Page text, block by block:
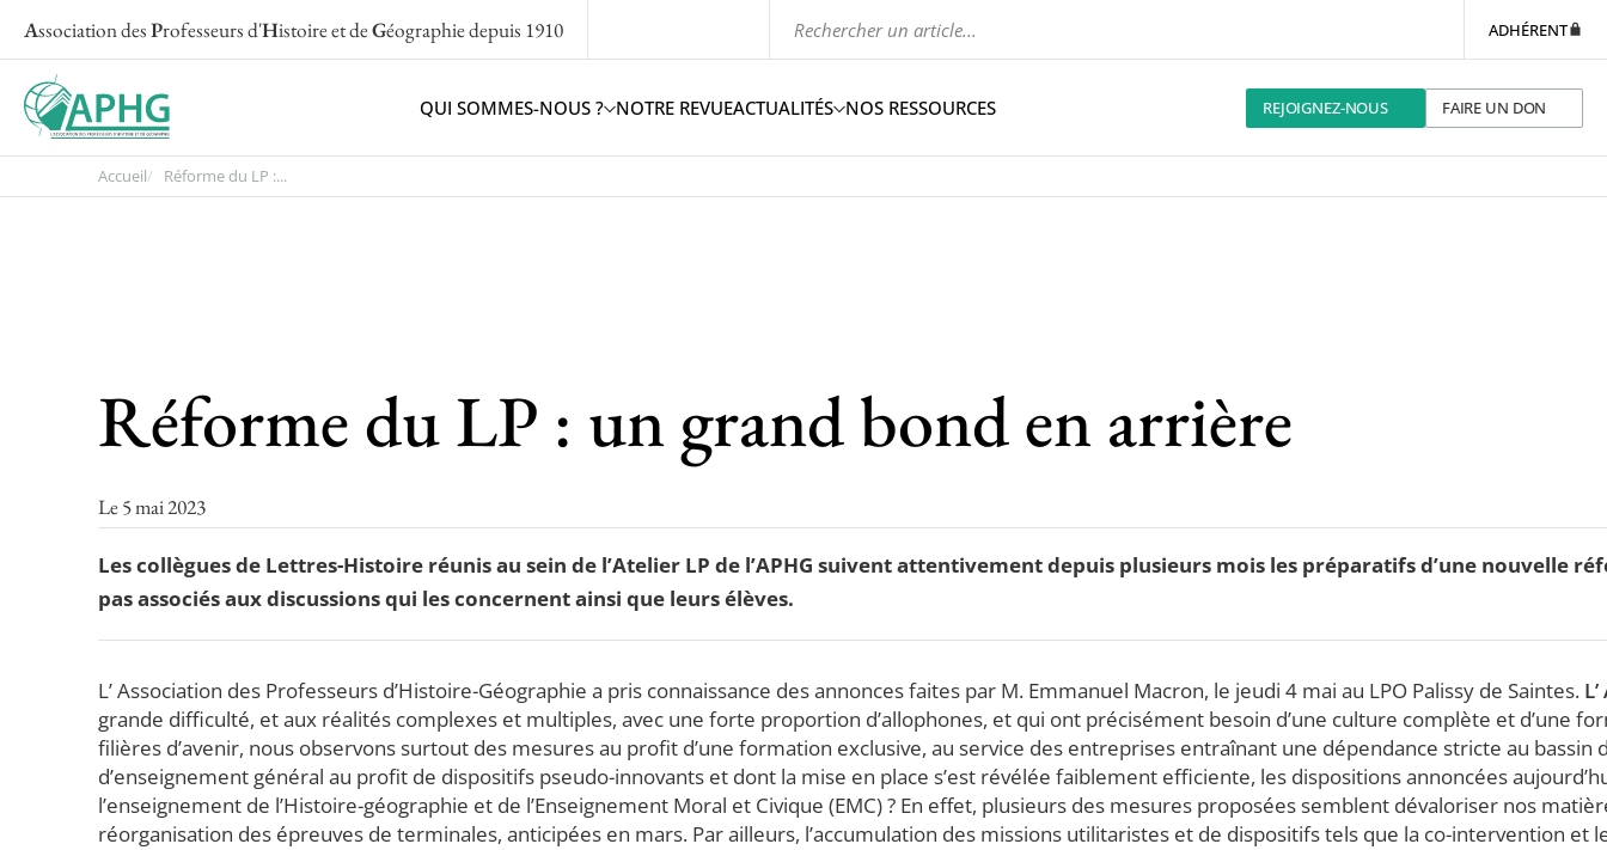
Association desProfesseurs d'Histoire et deGéographiedepuis 1910 ADHÉRENT
QUI SOMMES-NOUS ? NOTRE REVUEACTUALITÉS NOS RESSOURCES REJOIGNEZ-NOUS FAIRE UN DON
Accueil Réforme du LP :...
Réforme du LP : un grand bond en arrière
Le 5 mai 2023
Les collègues de Lettres-Histoire réunis au sein de l’Atelier LP de l’APHG suivent attentivement depuis plusieurs mois les préparatifs d’une nouvelle
pas associés aux discussions qui les concernent ainsi que leurs élèves.
L’ Association des Professeurs d’Histoire-Géographie a pris connaissance des annonces faites par M. Emmanuel Macron, le jeudi 4 mai au LPO Palissy de Saintes.
grande difficulté, et aux réalités complexes et multiples, avec une forte proportion d’allophones, et qui ont précisément besoin d’une culture complète et d’une
filières d’avenir, nous observons surtout des mesures au profit d’une formation exclusive, au service des entreprises entraînant une dépendance stricte au
d’enseignement général au profit de dispositifs pseudo-innovants et dont la mise en place s’est révélée faiblement efficiente, les dispositions annoncées
l’enseignement de l’Histoire-géographie et de l’Enseignement Moral et Civique (EMC) ? En effet, plusieurs des mesures proposées semblent dévaloriser nos
réorganisation des épreuves de terminales, anticipées en mars. Par ailleurs, l’accumulation des missions utilitaristes et de dispositifs tels que la co-